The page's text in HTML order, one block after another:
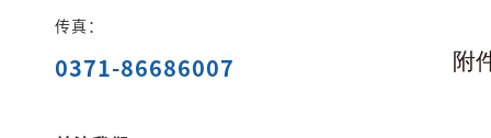
传真：
0371-86686007 附